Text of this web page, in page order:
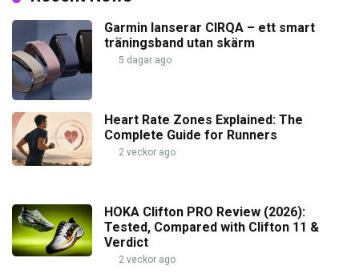
Garmin lanserar CIRQA – ett smart
träningsband utan skärm
5 dagar ago
Heart Rate Zones Explained: The
Complete Guide for Runners
2 veckor ago
HOKA Clifton PRO Review (2026):
Tested, Compared with Clifton 11 &
Verdict
2 veckor ago